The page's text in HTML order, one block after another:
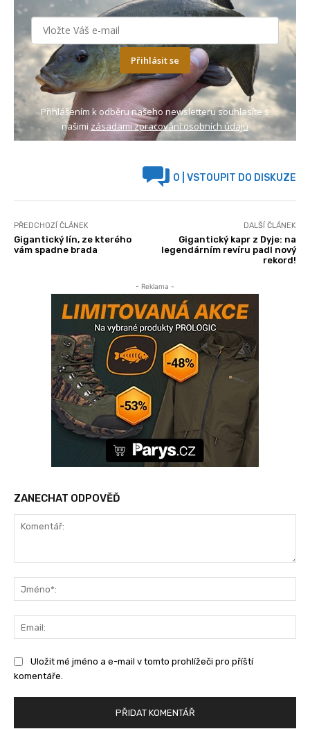
Přihlásit se
Přihlášením k odběru našeho newsletteru souhlasíte s
našimi zásadami zpracování osobních údajů
0 | VSTOUPIT DO DISKUZE
PŘEDCHOZÍ ČLÁNEK
Gigantický lín, ze kterého
vám spadne brada
DALŠÍ ČLÁNEK
Gigantický kapr z Dyje: na
legendárním revíru padl nový
rekord!
- Reklama -
ZANECHAT ODPOVĚĎ
Uložit mé jméno a e-mail v tomto prohlížeči pro příští
komentáře.